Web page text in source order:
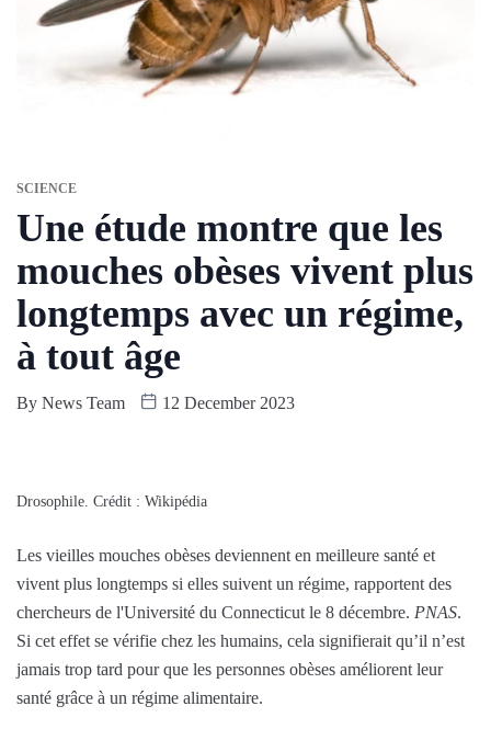
SCIENCE
Une étude montre que les
mouches obèses vivent plus
longtemps avec un régime,
à tout âge
By News Team 12 December 2023
Drosophile. Crédit : Wikipédia
Les vieilles mouches obèses deviennent en meilleure santé et
vivent plus longtemps si elles suivent un régime, rapportent des
chercheurs de l'Université du Connecticut le 8 décembre. PNAS.
Si cet effet se vérifie chez les humains, cela signifierait qu’il n’est
jamais trop tard pour que les personnes obèses améliorent leur
santé grâce à un régime alimentaire.